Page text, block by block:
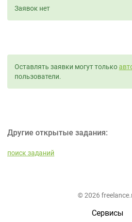
Заявок нет
Оставлять заявки могут только
пользователи.
Другие открытые задания:
поиск заданий
© 2026
Сервисы